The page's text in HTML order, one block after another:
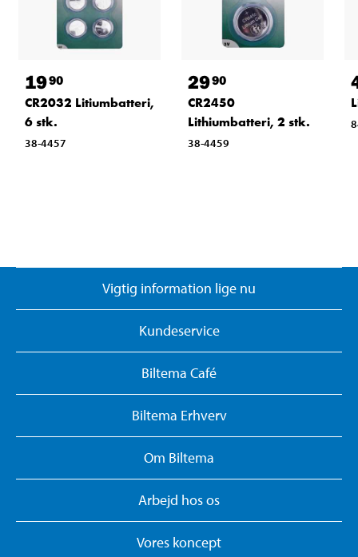
1990
CR2032 Litiumbatteri,
6 stk.
38-4457
2990
CR2450
Lithiumbatteri, 2 stk.
38-4459
Vigtig information lige nu
Kundeservice
Biltema Café
Biltema Erhverv
Om Biltema
Arbejd hos os
Vores koncept